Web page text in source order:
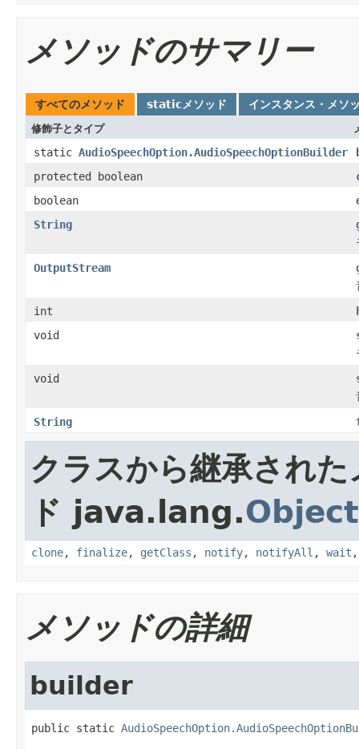
メソッドのサマリー
すべてのメソッド staticメソッド インスタンス・メソ
修飾子とタイプ
static AudioSpeechOption.AudioSpeechOptionBuilder
protected boolean
boolean
String
OutputStream
int
void
void
String
クラスから継承された
ド java.lang.Object
clone, finalize, getClass , notify, notifyAll , wait
メソッドの詳細
builder
public static